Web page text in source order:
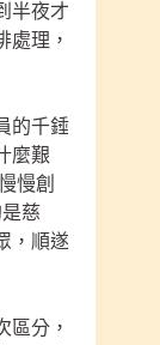
半夜才
處理，
的千錘
麼艱
慢創
慈
，順遂
區分，